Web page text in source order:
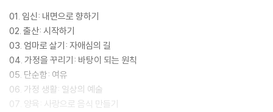
01. 임신: 내면으로 향하기
02. 출산: 시작하기
03. 엄마로 살기: 자애심의 길
04. 가정을 꾸리기: 바탕이 되는 원칙
05. 단순함: 여유
06. 가정 생활: 일상의 예술
07. 양육: 사랑으로 음식 만들기